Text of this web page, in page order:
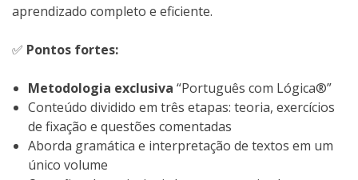
aprendizado completo e eficiente.
✅ Pontos fortes:
Metodologia exclusiva “Português com Lógica®”
Conteúdo dividido em três etapas: teoria, exercícios
de fixação e questões comentadas
Aborda gramática e interpretação de textos em um
único volume